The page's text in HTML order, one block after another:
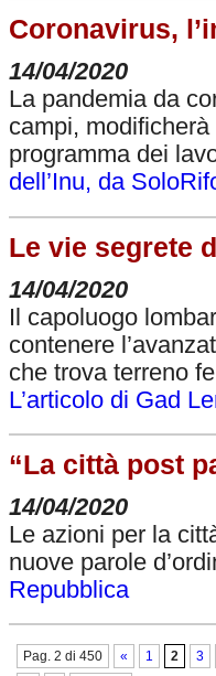
Coronavirus,
14/04/2020
La pandemia da
campi,
programma dei
dell’Inu, da
Le vie segrete
14/04/2020
Il capoluogo
contenere
che trova terreno
L’articolo di Gad
“La città post
14/04/2020
Le azioni per la
nuove parole
Repubblica
Pag. 2 di 450 « 1 2
3